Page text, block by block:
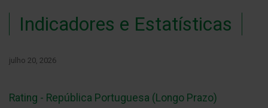
Indicadores e Estatísticas
julho 20, 2026
Rating - República Portuguesa (Longo Prazo)